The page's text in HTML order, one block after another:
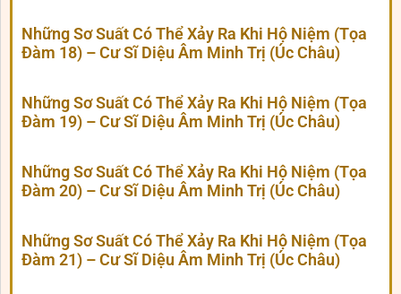
Những Sơ Suất Có Thể Xảy Ra Khi Hộ Niệm (Tọa
Đàm 18) – Cư Sĩ Diệu Âm Minh Trị (Úc Châu)
Những Sơ Suất Có Thể Xảy Ra Khi Hộ Niệm (Tọa
Đàm 19) – Cư Sĩ Diệu Âm Minh Trị (Úc Châu)
Những Sơ Suất Có Thể Xảy Ra Khi Hộ Niệm (Tọa
Đàm 20) – Cư Sĩ Diệu Âm Minh Trị (Úc Châu)
Những Sơ Suất Có Thể Xảy Ra Khi Hộ Niệm (Tọa
Đàm 21) – Cư Sĩ Diệu Âm Minh Trị (Úc Châu)